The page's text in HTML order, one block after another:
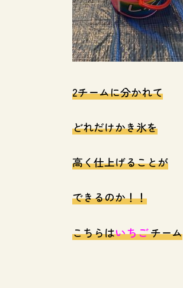
2チームに分かれて
どれだけかき氷を
高く仕上げることが
できるのか！！
こちらはいちごチーム